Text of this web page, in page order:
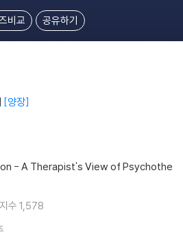
비교 공유하기
양장
- A Therapist's View of Psychothe
수 1,578